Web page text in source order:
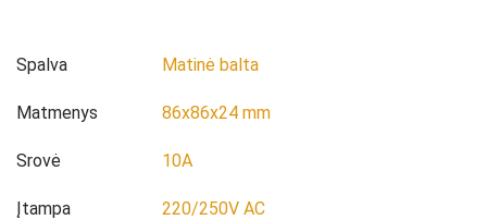
Spalva Matinė balta
Matmenys 86x86x24 mm
Srovė 10A
Įtampa 220/250V AC